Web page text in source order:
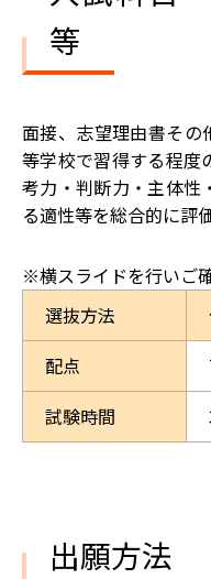
等
面接、志望理由書その
等学校で習得する程度
考力・判断力・主体性
る適性等を総合的に評
選抜方法
配点
試験時間
出願方法